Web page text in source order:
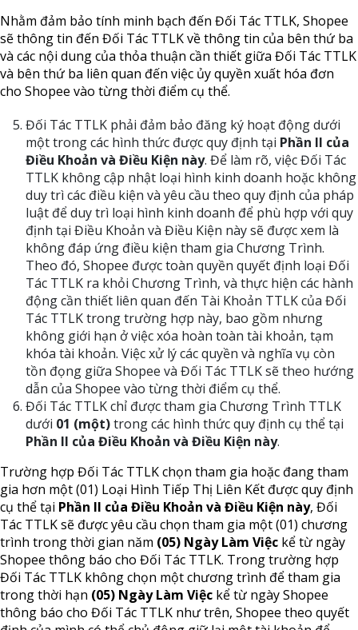
Nhằm đảm bảo tính minh bạch đến Đối Tác TTLK, Shopee
sẽ thông tin đến Đối Tác TTLK về thông tin của bên thứ ba
và các nội dung của thỏa thuận cần thiết giữa Đối Tác TTLK
và bên thứ ba liên quan đến việc ủy quyền xuất hóa đơn
cho Shopee vào từng thời điểm cụ thể.
Đối Tác TTLK phải đảm bảo đăng ký hoạt động dưới
một trong các hình thức được quy định tại Phần II của
Điều Khoản và Điều Kiện này. Để làm rõ, việc Đối Tác
TTLK không cập nhật loại hình kinh doanh hoặc không
duy trì các điều kiện và yêu cầu theo quy định của pháp
luật để duy trì loại hình kinh doanh để phù hợp với quy
định tại Điều Khoản và Điều Kiện này sẽ được xem là
không đáp ứng điều kiện tham gia Chương Trình.
Theo đó, Shopee được toàn quyền quyết định loại Đối
Tác TTLK ra khỏi Chương Trình, và thực hiện các hành
động cần thiết liên quan đến Tài Khoản TTLK của Đối
Tác TTLK trong trường hợp này, bao gồm nhưng
không giới hạn ở việc xóa hoàn toàn tài khoản, tạm
khóa tài khoản. Việc xử lý các quyền và nghĩa vụ còn
tồn đọng giữa Shopee và Đối Tác TTLK sẽ theo hướng
dẫn của Shopee vào từng thời điểm cụ thể.
Đối Tác TTLK chỉ được tham gia Chương Trình TTLK
dưới 01 (một)trong các hình thức quy định cụ thể tại
Phần II của Điều Khoản và Điều Kiện này.
Trường hợp Đối Tác TTLK chọn tham gia hoặc đang tham
gia hơn một (01) Loại Hình Tiếp Thị Liên Kết được quy định
cụ thể tại Phần II của Điều Khoản và Điều Kiện này, Đối
Tác TTLK sẽ được yêu cầu chọn tham gia một (01) chương
trình trong thời gian năm (05) Ngày Làm Việc kể từ ngày
Shopee thông báo cho Đối Tác TTLK. Trong trường hợp
Đối Tác TTLK không chọn một chương trình để tham gia
trong thời hạn (05) Ngày Làm Việc kể từ ngày Shopee
thông báo cho Đối Tác TTLK như trên, Shopee theo quyết